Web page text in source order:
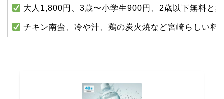
大人1,800円、3歳〜小学生900円、2歳以下無料と
チキン南蛮、冷や汁、鶏の炭火焼など宮崎らしい料